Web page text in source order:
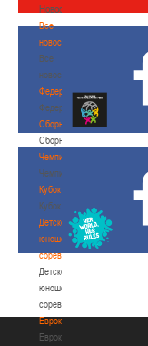
Новости
Все
новости
Все
новости
Федерация
Федерация
Сборные
Сборные
Чемпионат
Чемпионат
Кубок
Кубок
Детско-
юношеские
соревнования
Детско-
юношеские
соревнования
Еврокубки
Еврокубки